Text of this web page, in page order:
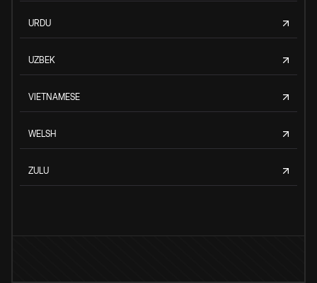
URDU
UZBEK
VIETNAMESE
WELSH
ZULU